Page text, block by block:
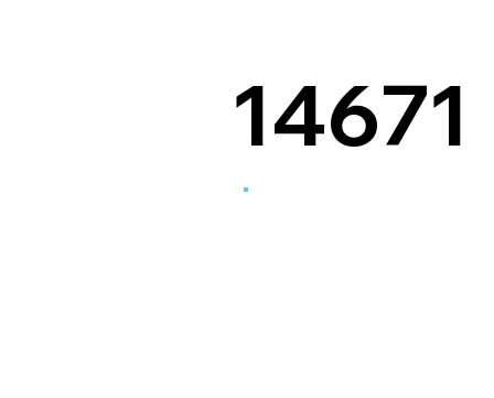
14671